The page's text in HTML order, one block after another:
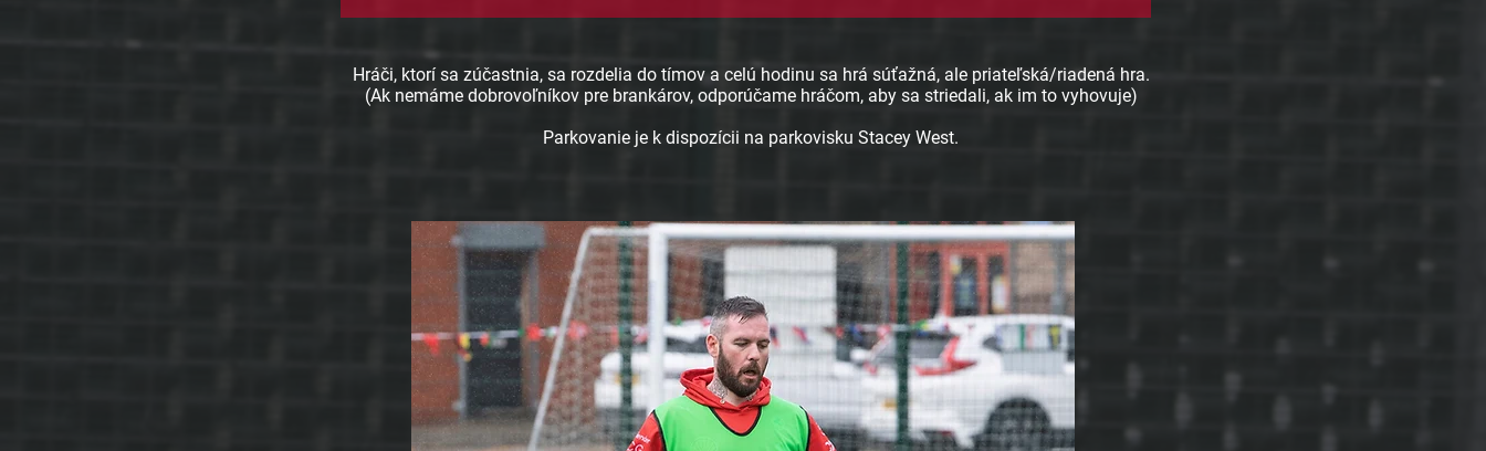
Hráči, ktorí sa zúčastnia, sa rozdelia do tímov a celú hodinu sa hrá súťažná, ale priateľská/riadená hra.
(Ak nemáme dobrovoľníkov pre brankárov, odporúčame hráčom, aby sa striedali, ak im to vyhovuje)
Parkovanie je k dispozícii na parkovisku Stacey West.